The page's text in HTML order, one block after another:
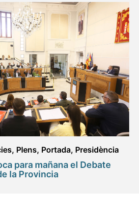
, Plens, Portada, Presidència
para mañana el Debate
la Provincia